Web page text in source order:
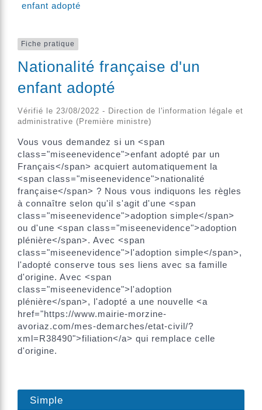
enfant adopté
Fiche pratique
Nationalité française d'un
enfant adopté
Vérifié le 23/08/2022 - Direction de l'information légale et
administrative (Première ministre)
Vous vous demandez si un <span
class="miseenevidence">enfant adopté par un
Français</span> acquiert automatiquement la
<span class="miseenevidence">nationalité
française</span> ? Nous vous indiquons les règles
à connaître selon qu'il s'agit d'une <span
class="miseenevidence">adoption simple</span>
ou d'une <span class="miseenevidence">adoption
plénière</span>. Avec <span
class="miseenevidence">l'adoption simple</span>,
l'adopté conserve tous ses liens avec sa famille
d'origine. Avec <span
class="miseenevidence">l'adoption
plénière</span>, l'adopté a une nouvelle <a
href="https://www.mairie-morzine-
avoriaz.com/mes-demarches/etat-civil/?
xml=R38490">filiation</a> qui remplace celle
d'origine.
Simple